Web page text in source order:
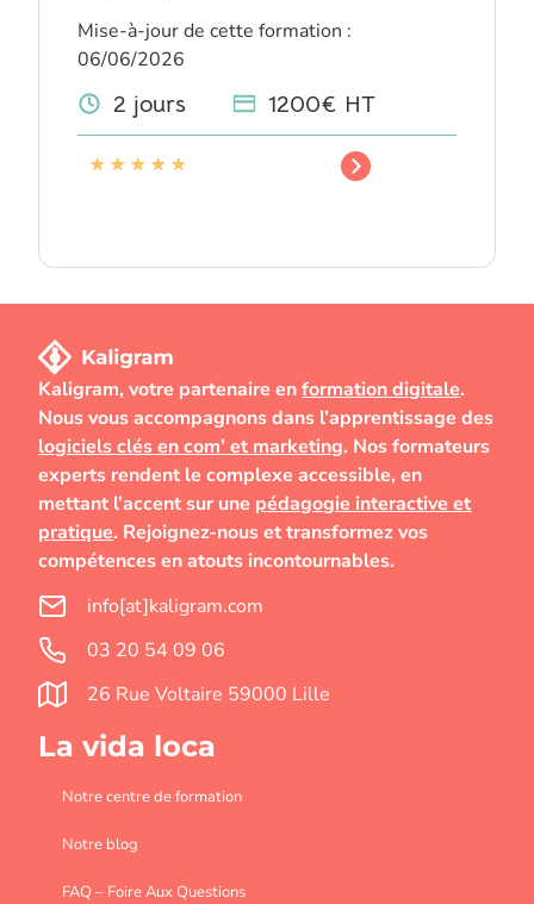
Mise-à-jour de cette formation :
06/06/2026
2 jours 1200€ HT
★ ★ ★ ★ ★
Kaligram, votre partenaire enformation digitale.
Nous vous accompagnons dans l’apprentissage des
logiciels clés en com’ et marketing. Nos formateurs
experts rendent le complexe accessible, en
mettant l’accent sur une pédagogie interactive et
pratique. Rejoignez-nous et transformez vos
compétences en atouts incontournables.
info[at]kaligram.com
03 20 54 09 06
26 Rue Voltaire 59000 Lille
La vida loca
Notre centre de formation
Notre blog
FAQ – Foire Aux Questions